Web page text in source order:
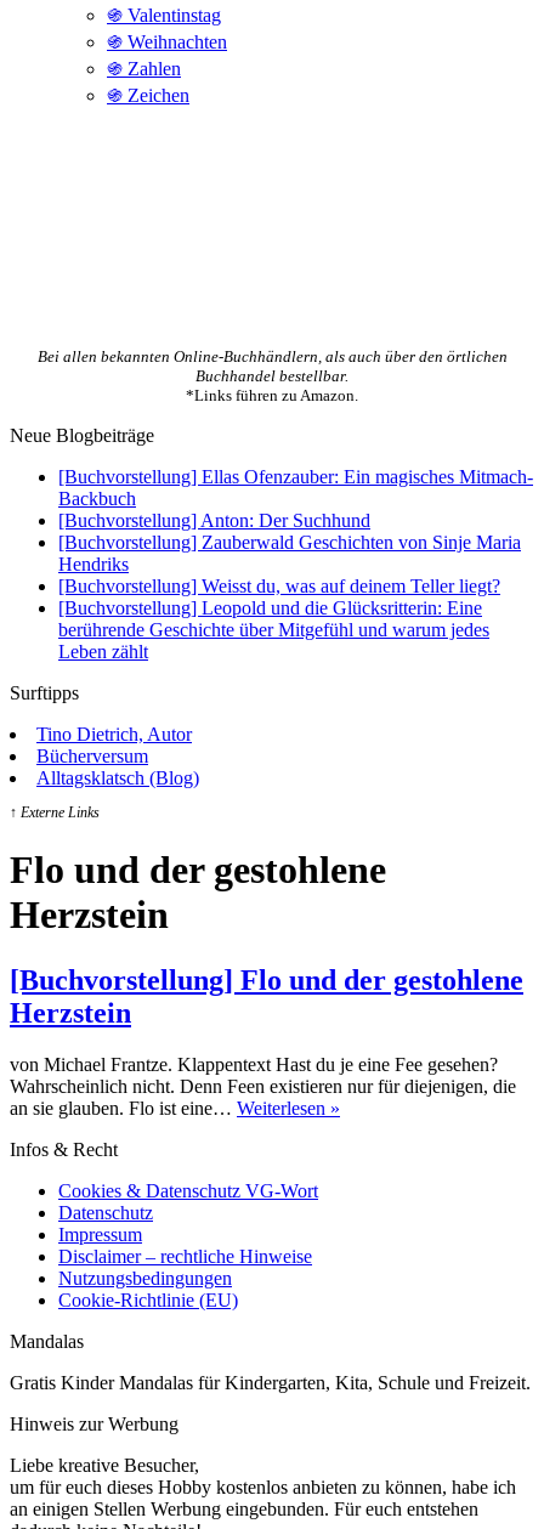
֍ Valentinstag
֍ Weihnachten
֍ Zahlen
֍ Zeichen
Bei allen bekannten Online-Buchhändlern, als auch über den örtlichen
Buchhandel bestellbar.
*Links führen zu Amazon.
Neue Blogbeiträge
[Buchvorstellung] Ellas Ofenzauber: Ein magisches Mitmach-
Backbuch
[Buchvorstellung] Anton: Der Suchhund
[Buchvorstellung] Zauberwald Geschichten von Sinje Maria
Hendriks
[Buchvorstellung] Weisst du, was auf deinem Teller liegt?
[Buchvorstellung] Leopold und die Glücksritterin: Eine
berührende Geschichte über Mitgefühl und warum jedes
Leben zählt
Surftipps
Tino Dietrich, Autor
Bücherversum
Alltagsklatsch (Blog)
↑ Externe Links
Flo und der gestohlene
Herzstein
[Buchvorstellung] Flo und der gestohlene
Herzstein
von Michael Frantze. Klappentext Hast du je eine Fee gesehen?
Wahrscheinlich nicht. Denn Feen existieren nur für diejenigen, die
an sie glauben. Flo ist eine… Weiterlesen »
Infos & Recht
Cookies & Datenschutz VG-Wort
Datenschutz
Impressum
Disclaimer – rechtliche Hinweise
Nutzungsbedingungen
Cookie-Richtlinie (EU)
Mandalas
Gratis Kinder Mandalas für Kindergarten, Kita, Schule und Freizeit.
Hinweis zur Werbung
Liebe kreative Besucher,
um für euch dieses Hobby kostenlos anbieten zu können, habe ich
an einigen Stellen Werbung eingebunden. Für euch entstehen